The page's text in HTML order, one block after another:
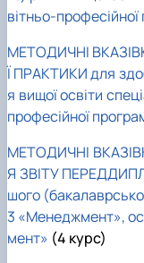
вітньо-
МЕТОДИЧНІ
Ї ПРАКТИКИ для
я вищої освіти
професійної
МЕТОДИЧНІ
Я ЗВІТУ
шого
3 «Менеджмент»,
мент» (4 курс)